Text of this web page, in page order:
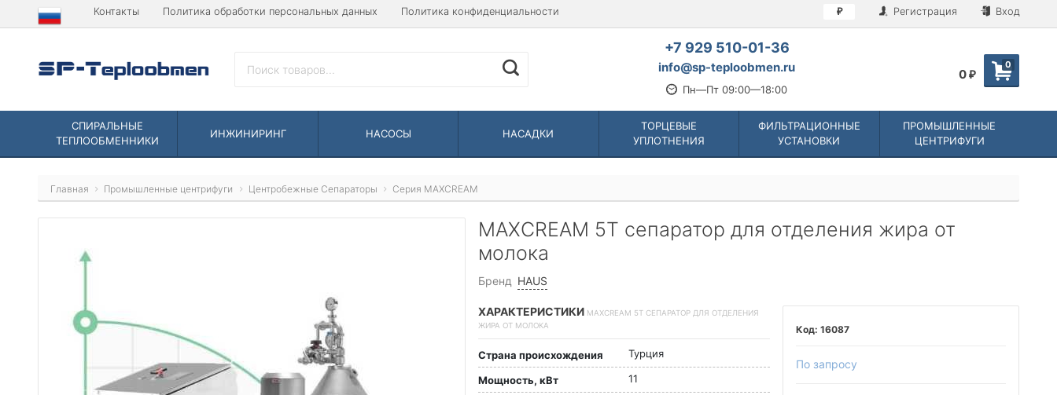
Контакты Политика обработки персональных данных Политика конфиденциальности ₽ Регистрация Вход
+7 929 510-01-36
info@sp-teploobmen.ru
Пн—Пт 09:00—18:00
0
0 ₽
СПИРАЛЬНЫЕ
ТЕПЛООБМЕННИКИ
ИНЖИНИРИНГ НАСОСЫ НАСАДКИ
ТОРЦЕВЫЕ
УПЛОТНЕНИЯ
ФИЛЬТРАЦИОННЫЕ
УСТАНОВКИ
ПРОМЫШЛЕННЫЕ
ЦЕНТРИФУГИ
Главная Промышленные центрифуги Центробежные Сепараторы Серия MAXCREAM
MAXCREAM 5T сепаратор для отделения жира от
молока
Бренд HAUS
16087
По запросу
ХАРАКТЕРИСТИКИ MAXCREAM 5T СЕПАРАТОР ДЛЯ ОТДЕЛЕНИЯ
ЖИРА ОТ МОЛОКА
Страна происхождения Турция
Мощность, кВт 11